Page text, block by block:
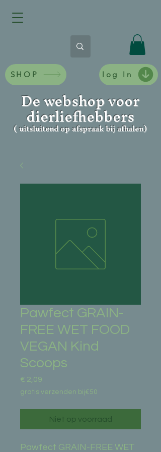
SHOP log In
De webshop voor
dierliefhebbers
( uitsluitend op afspraak bij afhalen)
Pawfect GRAIN-
FREE WET FOOD
VEGAN Kind
Scoops
€ 2,09
gratis verzenden bij€50
Niet op voorraad
Pawfect GRAIN-FREE WET